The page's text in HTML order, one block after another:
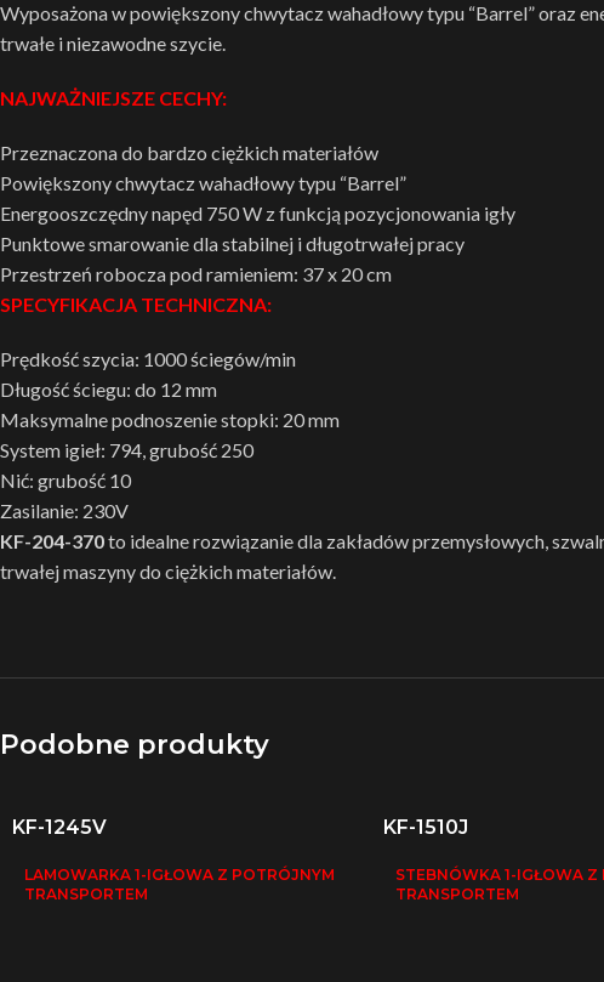
Wyposażona w powiększony chwytacz wahadłowy typu “Barrel” oraz
trwałe i niezawodne szycie.
NAJWAŻNIEJSZE CECHY:
Przeznaczona do bardzo ciężkich materiałów
Powiększony chwytacz wahadłowy typu “Barrel”
Energooszczędny napęd 750 W z funkcją pozycjonowania igły
Punktowe smarowanie dla stabilnej i długotrwałej pracy
Przestrzeń robocza pod ramieniem: 37 x 20 cm
SPECYFIKACJA TECHNICZNA:
Prędkość szycia: 1000 ściegów/min
Długość ściegu: do 12 mm
Maksymalne podnoszenie stopki: 20 mm
System igieł: 794, grubość 250
Nić: grubość 10
Zasilanie: 230V
KF-204-370to idealne rozwiązanie dla zakładów przemysłowych,
trwałej maszyny do ciężkich materiałów.
Podobne produkty
KF-1245V
LAMOWARKA 1-IGŁOWA Z POTRÓJNYM
TRANSPORTEM
KF-1510J
STEBNÓWKA 1-IGŁOWA Z
TRANSPORTEM